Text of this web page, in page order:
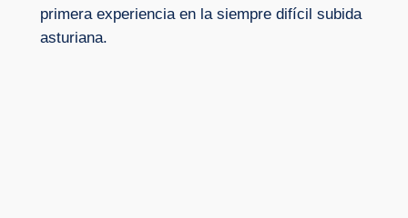
primera experiencia en la siempre difícil subida
asturiana.